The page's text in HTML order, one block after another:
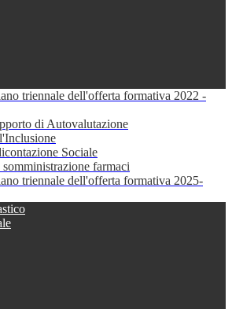
triennale dell'offerta formativa 2022 -
di Autovalutazione
Sociale
farmaci
triennale dell'offerta formativa 2025-